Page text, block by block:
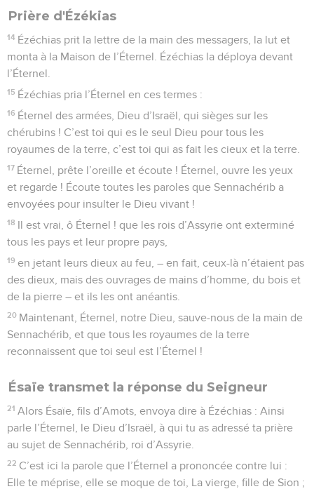
Prière d'Ézékias
14 Ézéchias prit la lettre de la main des messagers, la lut et
monta à la Maison de l’Éternel. Ézéchias la déploya devant
l’Éternel.
15 Ézéchias pria l’Éternel en ces termes :
16 Éternel des armées, Dieu d’Israël, qui sièges sur les
chérubins ! C’est toi qui es le seul Dieu pour tous les
royaumes de la terre, c’est toi qui as fait les cieux et la terre.
17 Éternel, prête l’oreille et écoute ! Éternel, ouvre les yeux
et regarde ! Écoute toutes les paroles que Sennachérib a
envoyées pour insulter le Dieu vivant !
18 Il est vrai, ô Éternel ! que les rois d’Assyrie ont exterminé
tous les pays et leur propre pays,
19 en jetant leurs dieux au feu, – en fait, ceux-là n’étaient pas
des dieux, mais des ouvrages de mains d’homme, du bois et
de la pierre – et ils les ont anéantis.
20 Maintenant, Éternel, notre Dieu, sauve-nous de la main de
Sennachérib, et que tous les royaumes de la terre
reconnaissent que toi seul est l’Éternel !
Ésaïe transmet la réponse du Seigneur
21 Alors Ésaïe, fils d’Amots, envoya dire à Ézéchias : Ainsi
parle l’Éternel, le Dieu d’Israël, à qui tu as adressé ta prière
au sujet de Sennachérib, roi d’Assyrie.
22 C’est ici la parole que l’Éternel a prononcée contre lui :
Elle te méprise, elle se moque de toi, La vierge, fille de Sion ;